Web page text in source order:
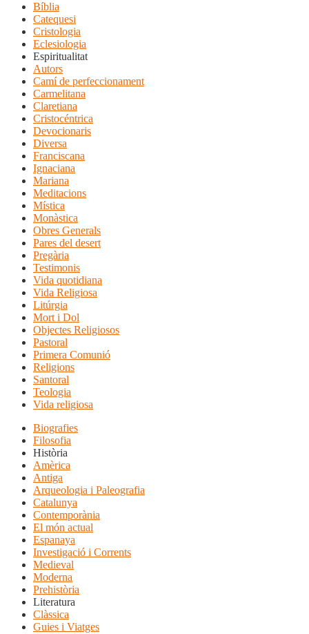
Bíblia
Catequesi
Cristologia
Eclesiologia
Espiritualitat
Autors
Camí de perfeccionament
Carmelitana
Claretiana
Cristocéntrica
Devocionaris
Diversa
Franciscana
Ignaciana
Mariana
Meditacions
Mística
Monàstica
Obres Generals
Pares del desert
Pregària
Testimonis
Vida quotidiana
Vida Religiosa
Litúrgia
Mort i Dol
Objectes Religiosos
Pastoral
Primera Comunió
Religions
Santoral
Teologia
Vida religiosa
Biografies
Filosofia
Història
Amèrica
Antiga
Arqueologia i Paleografia
Catalunya
Contemporània
El món actual
Espanaya
Investigació i Corrents
Medieval
Moderna
Prehistòria
Literatura
Clàssica
Guies i Viatges